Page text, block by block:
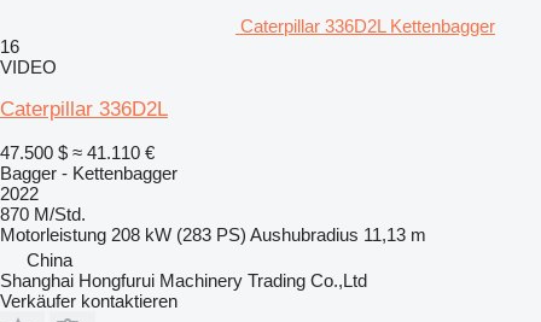
Caterpillar 336D2L Kettenbagger
16
VIDEO
Caterpillar 336D2L
47.500 $ ≈ 41.110 €
Bagger - Kettenbagger
2022
870 M/Std.
Motorleistung 208 kW (283 PS) Aushubradius 11,13 m
China
Shanghai Hongfurui Machinery Trading Co.,Ltd
Verkäufer kontaktieren